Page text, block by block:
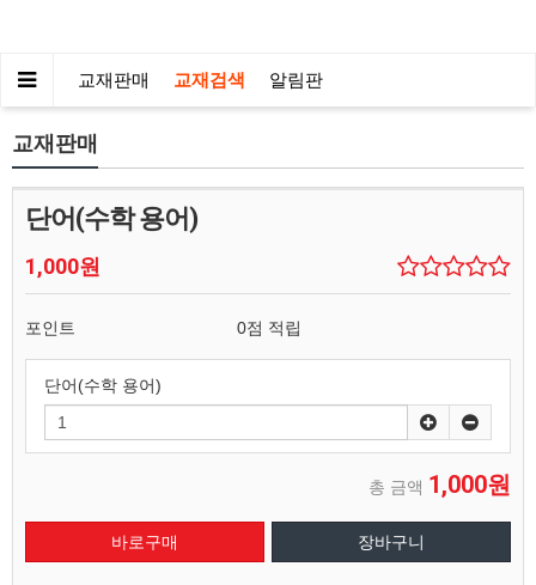
교재판매 교재검색 알림판
교재판매
단어(수학 용어)
1,000원
포인트 0점 적립
단어(수학 용어)
총 금액 1,000원